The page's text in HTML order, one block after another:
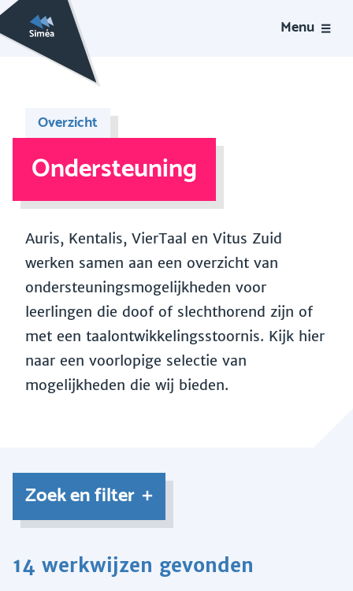
Menu
Overzicht
Ondersteuning
Auris, Kentalis, VierTaal en Vitus Zuid
werken samen aan een overzicht van
ondersteuningsmogelijkheden voor
leerlingen die doof of slechthorend zijn of
met een taalontwikkelingsstoornis. Kijk hier
naar een voorlopige selectie van
mogelijkheden die wij bieden.
Zoek en filter
14 werkwijzen gevonden